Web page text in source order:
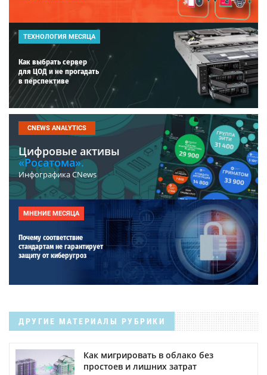
ТЕХНОЛОГИЯ МЕСЯЦА
Как выбрать сервер
для ЦОД и не прогадать
в перспективе
CNEWS ANALYTICS
Цифровые активы
«Росатома».
Инфографика CNews
МНЕНИЕ МЕСЯЦА
Почему соответствие
стандартам не гарантирует
защиту от киберугроз
ДРУГИЕ МАТЕРИАЛЫ РУБРИКИ
Как мигрировать в облако без
простоев и лишних затрат